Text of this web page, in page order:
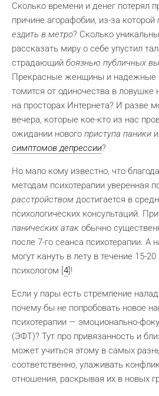
Сколько времени и денег потерял
причине агорафобии, из-за которой
ездить в метро? Сколько
рассказать миру о себе упустил
страдающий боязнью публичных
Прекрасные женщины и надежные
томится от одиночества в
на просторах Интернета? И разве
вечера, которые кое-кто из нас
ожидании нового приступа паники
симптомов депрессии?
Но мало кому известно, что
методам психотерапии уверенная
расстройством достигается в
психологических консультаций.
панических атак обычно
после 7-го сеанса психотерапии. А
могут кануть в лету в течение 15-
психологом [4]!
Если у пары есть стремление
почему бы не попробовать новое
психотерапии — эмоционально-
(ЭФТ)? Тут про привязанность и
может учиться этому в самых
соответственно, улаживать
отношения, раскрывая их в новых